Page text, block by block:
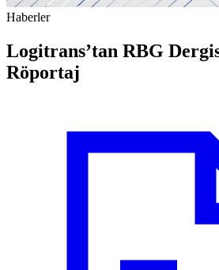
Haberler
Logitrans’tan RBG
Röportaj